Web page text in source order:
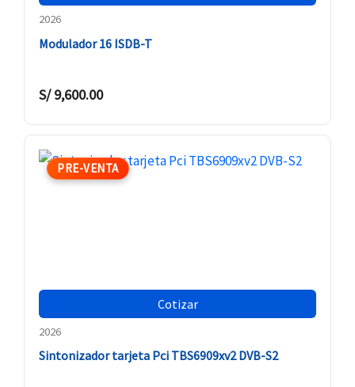
2026
Modulador 16 ISDB-T
S/9,600.00
PRE-VENTA
Cotizar
2026
Sintonizador tarjeta Pci TBS6909xv2 DVB-S2